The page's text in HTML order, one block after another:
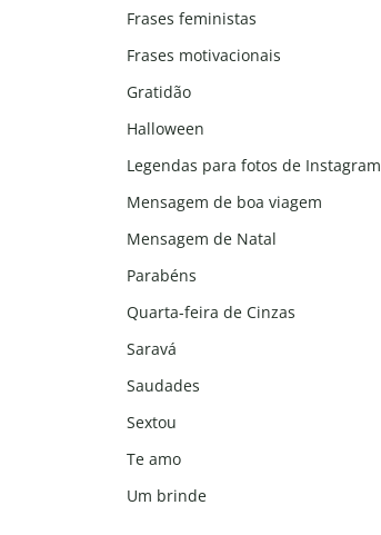
Frases feministas
Frases motivacionais
Gratidão
Halloween
Legendas para fotos de Instagram
Mensagem de boa viagem
Mensagem de Natal
Parabéns
Quarta-feira de Cinzas
Saravá
Saudades
Sextou
Te amo
Um brinde